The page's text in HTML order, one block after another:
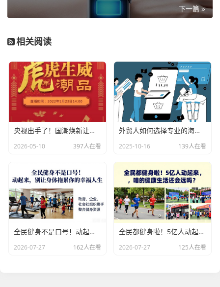
下一篇 »
相关阅读
央视出手了！国潮焕新让非遗炸场，这才是文化强国该有的排面
2026-05-10 397人在看
外贸人如何选择专业的海关数据公司？
2025-10-16 139人在看
全民健身不是口号！动起来，别让身体拖累你的幸福人生
2026-07-27 162人在看
全民都健身啦！5亿人动起来，咱的健康生活还会远吗？
2026-07-27 125人在看